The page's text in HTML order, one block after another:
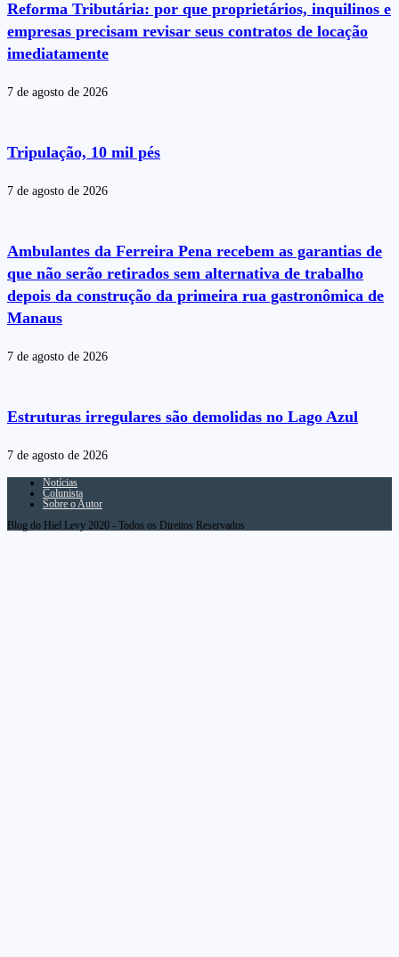
Reforma Tributária: por que proprietários, inquilinos e
empresas precisam revisar seus contratos de locação
imediatamente
7 de agosto de 2026
Tripulação, 10 mil pés
7 de agosto de 2026
Ambulantes da Ferreira Pena recebem as garantias de
que não serão retirados sem alternativa de trabalho
depois da construção da primeira rua gastronômica de
Manaus
7 de agosto de 2026
Estruturas irregulares são demolidas no Lago Azul
7 de agosto de 2026
Notícias
Colunista
Sobre o Autor
Blog do Hiel Levy 2020 - Todos os Direitos Reservados